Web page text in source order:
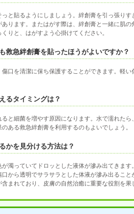
と貼るようにしましょう。絆創膏を引っ張りす
ります。またはがす際は、絆創膏と一緒に肌
りと、はがすよう心掛けてください。
救急絆創膏を貼ったほうがよいですか？
口を清潔に保ち保護することができます。軽
るタイミングは？
と細菌を増やす原因になります。水で濡れた
ある救急絆創膏を利用するのもよいでしょう。
かを見分ける方法は？
濁っていてドロッとした液体が滲み出てきま
から透明でサラサラとした体液が滲み出るこ
まれており、皮膚の自然治癒に重要な役割を果